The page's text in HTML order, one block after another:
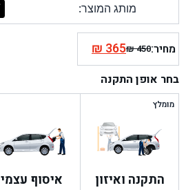
מותג המוצר:
מחיר: ₪450
המחיר
המקורי
היה:
₪365המחיר
הנוכחי
הוא:
בחר אופן התקנה
מומלץ
התקנה ואיזון איסוף עצמי